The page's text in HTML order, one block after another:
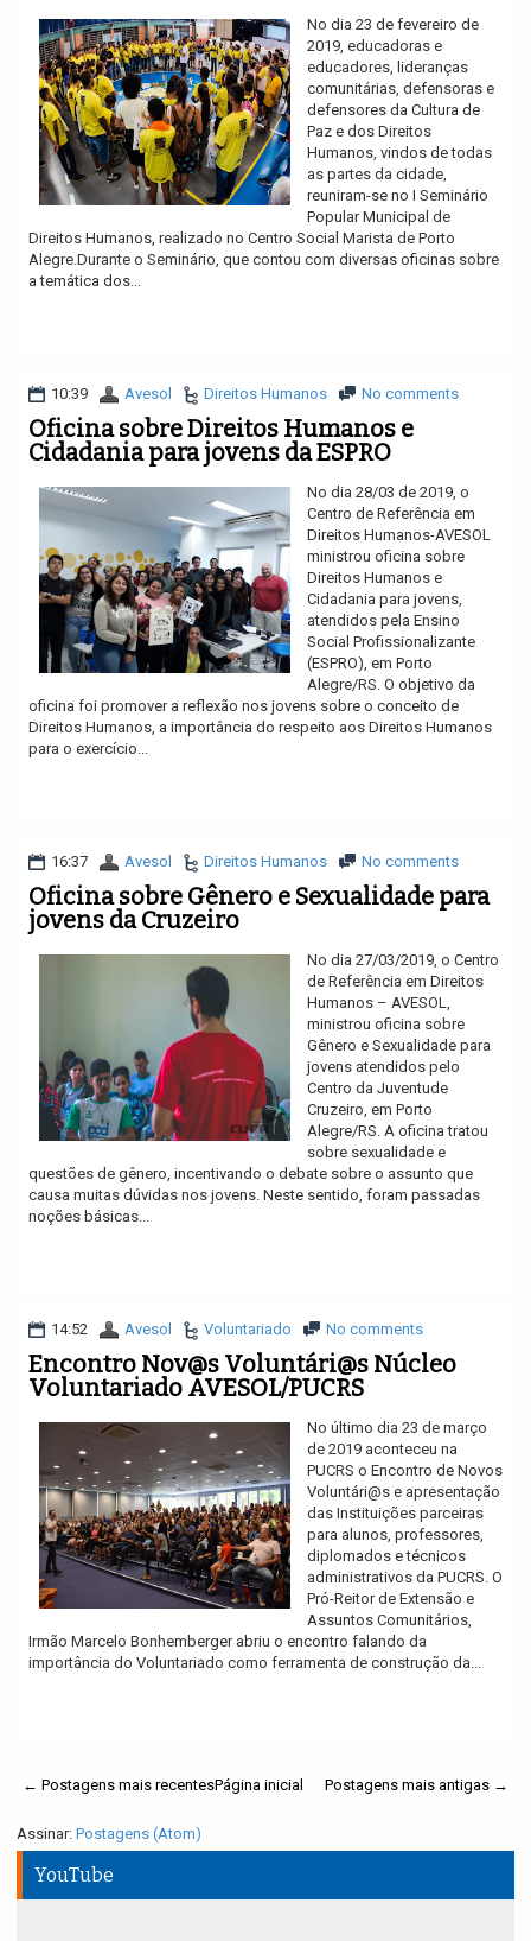
No dia 23 de fevereiro de
2019, educadoras e
educadores, lideranças
comunitárias, defensoras e
defensores da Cultura de
Paz e dos Direitos
Humanos, vindos de todas
as partes da cidade,
reuniram-se no I Seminário
Popular Municipal de
Direitos Humanos, realizado no Centro Social Marista de Porto
Alegre.Durante o Seminário, que contou com diversas oficinas sobre
a temática dos...
10:39 Avesol Direitos Humanos No comments
Oficina sobre Direitos Humanos e
Cidadania para jovens da ESPRO
No dia 28/03 de 2019, o
Centro de Referência em
Direitos Humanos-AVESOL
ministrou oficina sobre
Direitos Humanos e
Cidadania para jovens,
atendidos pela Ensino
Social Profissionalizante
(ESPRO), em Porto
Alegre/RS. O objetivo da
oficina foi promover a reflexão nos jovens sobre o conceito de
Direitos Humanos, a importância do respeito aos Direitos Humanos
para o exercício...
16:37 Avesol Direitos Humanos No comments
Oficina sobre Gênero e Sexualidade para
jovens da Cruzeiro
No dia 27/03/2019, o Centro
de Referência em Direitos
Humanos – AVESOL,
ministrou oficina sobre
Gênero e Sexualidade para
jovens atendidos pelo
Centro da Juventude
Cruzeiro, em Porto
Alegre/RS. A oficina tratou
sobre sexualidade e
questões de gênero, incentivando o debate sobre o assunto que
causa muitas dúvidas nos jovens. Neste sentido, foram passadas
noções básicas...
14:52 Avesol Voluntariado No comments
Encontro Nov@s Voluntári@s Núcleo
Voluntariado AVESOL/PUCRS
No último dia 23 de março
de 2019 aconteceu na
PUCRS o Encontro de Novos
Voluntári@s e apresentação
das Instituições parceiras
para alunos, professores,
diplomados e técnicos
administrativos da PUCRS. O
Pró-Reitor de Extensão e
Assuntos Comunitários,
Irmão Marcelo Bonhemberger abriu o encontro falando da
importância do Voluntariado como ferramenta de construção da...
← Postagens mais recentes Postagens mais antigas →
Página inicial
Assinar: Postagens (Atom)
YouTube